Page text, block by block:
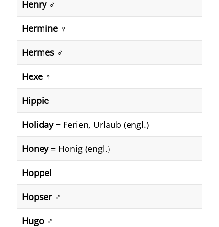
Henry ♂️
Hermine ♀️
Hermes ♂️
Hexe ♀️
Hippie
Holiday= Ferien, Urlaub (engl.)
Honey= Honig (engl.)
Hoppel
Hopser ♂️
Hugo ♂️